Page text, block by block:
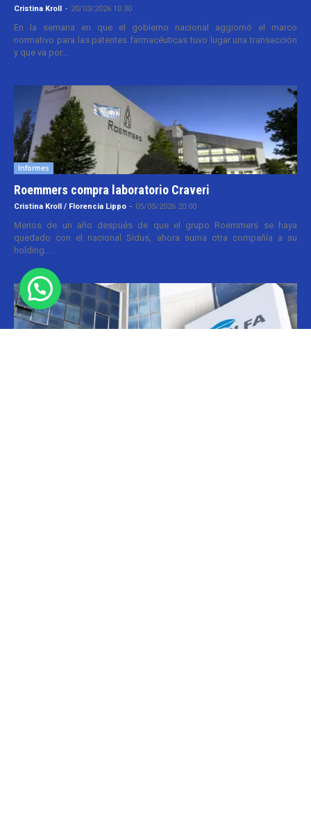
Cristina Kroll - 20/03/2026 10:30
En la semana en que el gobierno nacional aggiornó el marco
normativo para las patentes farmacéuticas tuvo lugar una transacción
y que va por...
Informes
Roemmers compra laboratorio Craveri
Cristina Kroll / Florencia Lippo - 05/05/2026 20:00
Menos de un año después de que el grupo Roemmers se haya
quedado con el nacional Sidus, ahora suma otra compañía a su
holding....